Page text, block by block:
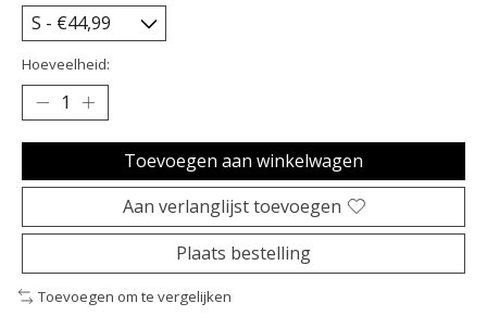
Hoeveelheid:
Toevoegen aan winkelwagen
Aan verlanglijst toevoegen
Plaats bestelling
Toevoegen om te vergelijken